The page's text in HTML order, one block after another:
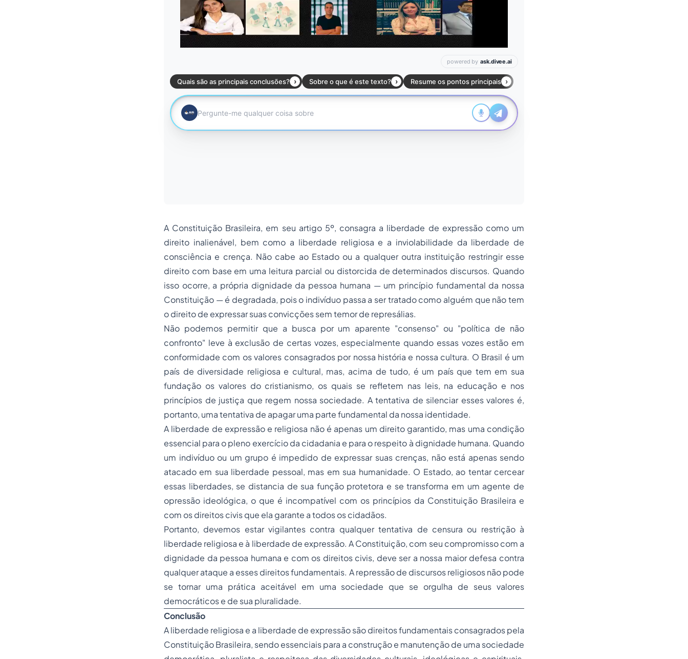
A Constituição Brasileira, em seu artigo 5º, consagra a liberdade de expressão como um
direito inalienável, bem como a liberdade religiosa e a inviolabilidade da liberdade de
consciência e crença. Não cabe ao Estado ou a qualquer outra instituição restringir esse
direito com base em uma leitura parcial ou distorcida de determinados discursos. Quando
isso ocorre, a própria dignidade da pessoa humana — um princípio fundamental da nossa
Constituição — é degradada, pois o indivíduo passa a ser tratado como alguém que não tem
o direito de expressar suas convicções sem temor de represálias.
Não podemos permitir que a busca por um aparente "consenso" ou "política de não
confronto" leve à exclusão de certas vozes, especialmente quando essas vozes estão em
conformidade com os valores consagrados por nossa história e nossa cultura. O Brasil é um
país de diversidade religiosa e cultural, mas, acima de tudo, é um país que tem em sua
fundação os valores do cristianismo, os quais se refletem nas leis, na educação e nos
princípios de justiça que regem nossa sociedade. A tentativa de silenciar esses valores é,
portanto, uma tentativa de apagar uma parte fundamental da nossa identidade.
A liberdade de expressão e religiosa não é apenas um direito garantido, mas uma condição
essencial para o pleno exercício da cidadania e para o respeito à dignidade humana. Quando
um indivíduo ou um grupo é impedido de expressar suas crenças, não está apenas sendo
atacado em sua liberdade pessoal, mas em sua humanidade. O Estado, ao tentar cercear
essas liberdades, se distancia de sua função protetora e se transforma em um agente de
opressão ideológica, o que é incompatível com os princípios da Constituição Brasileira e
com os direitos civis que ela garante a todos os cidadãos.
Portanto, devemos estar vigilantes contra qualquer tentativa de censura ou restrição à
liberdade religiosa e à liberdade de expressão. A Constituição, com seu compromisso com a
dignidade da pessoa humana e com os direitos civis, deve ser a nossa maior defesa contra
qualquer ataque a esses direitos fundamentais. A repressão de discursos religiosos não pode
se tornar uma prática aceitável em uma sociedade que se orgulha de seus valores
democráticos e de sua pluralidade.
Conclusão
A liberdade religiosa e a liberdade de expressão são direitos fundamentais consagrados pela
Constituição Brasileira, sendo essenciais para a construção e manutenção de uma sociedade